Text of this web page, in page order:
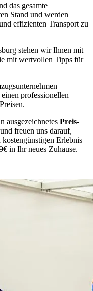
das gesamte
Stand und werden
effizienten Transport zu
stehen wir Ihnen mit
mit wertvollen Tipps für
professionellen
ausgezeichnetes Preis-
freuen uns darauf,
Erlebnis
in Ihr neues Zuhause.